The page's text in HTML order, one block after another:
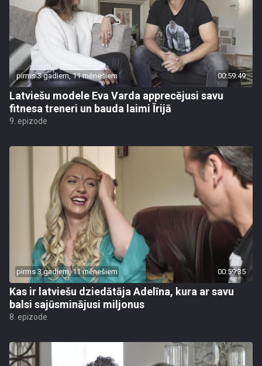
pirms 3 gadiem, 11 mēnešiem 00:59:49
Latviešu modele Eva Varda apprecējusi savu
fitnesa treneri un bauda laimi Īrijā
9. epizode
pirms 3 gadiem, 11 mēnešiem 00:59:35
Kas ir latviešu dziedātāja Adelīna, kura ar savu
balsi sajūsminājusi miljonus
8. epizode